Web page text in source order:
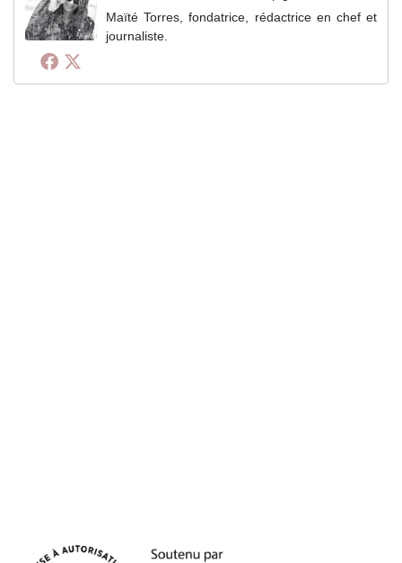
Maïté Torres, fondatrice, rédactrice en chef et
journaliste.